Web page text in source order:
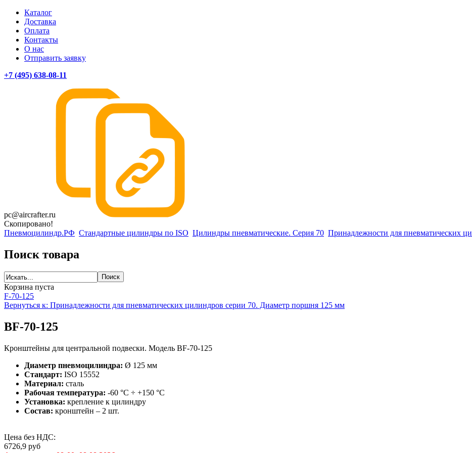
Каталог
Доставка
Оплата
Контакты
О нас
Отправить заявку
+7 (495) 638-08-11
pc@aircrafter.ru
Скопировано!
Пневмоцилиндр.РФ Стандартные цилиндры по ISO Цилиндры пневматические. Серия 70 Принадлежности для пневматических
Поиск товара
Корзина пуста
F-70-125
Вернуться к: Принадлежности для пневматических цилиндров серии 70. Диаметр поршня 125 мм
BF-70-125
Кронштейны для центральной подвески. Модель BF-70-125
Диаметр пневмоцилиндра: Ø 125 мм
Стандарт: ISO 15552
Материал: сталь
Рабочая температура: -60 °C ÷ +150 °C
Установка: крепление к цилиндру
Состав: кронштейн – 2 шт.
Цена без НДС:
6726,9 руб